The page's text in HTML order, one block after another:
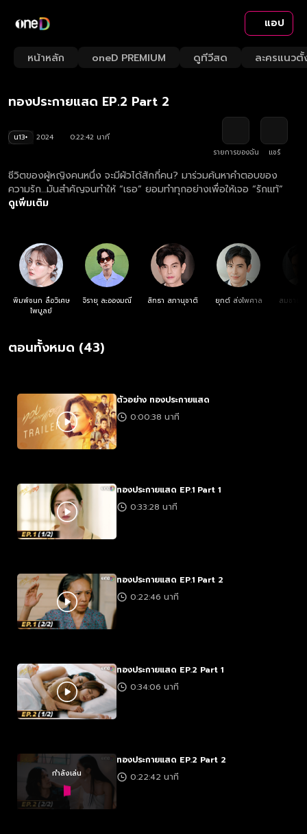
แอป
หน้าหลัก oneD PREMIUM ดูทีวีสด ละครแนวตั้
Loaded:
4.37%
Rate
ทองประกายแสด EP.2 Part 2
น13+ 2024
0:22:42 นาที
รายการของฉัน
แชร์
ชีวิตของผู้หญิงคนหนึ่ง จะมีผัวได้สักกี่คน? มาร่วมค้นหาคำตอบของ
ความรัก…มันสำคัญจนทำให้ “เธอ” ยอมทำทุกอย่างเพื่อให้เจอ “รักแท้”
ดูเพิ่มเติม
พิมพ์ชนก ลือวิเศษ
ไพบูลย์
จิรายุ ละอองมณี สิทธา สภานุชาติ ยุกต์ ส่งไพศาล สมชาย
ตอนทั้งหมด (43)
ตัวอย่าง ทองประกายแสด
0:00:38 นาที
ทองประกายแสด EP.1 Part 1
0:33:28 นาที
ทองประกายแสด EP.1 Part 2
0:22:46 นาที
ทองประกายแสด EP.2 Part 1
0:34:06 นาที
กำลังเล่น
ทองประกายแสด EP.2 Part 2
0:22:42 นาที